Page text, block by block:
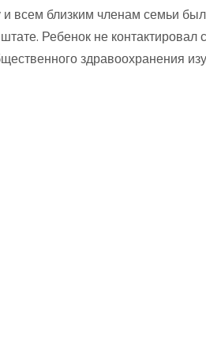
всем близким членам семьи
Ребенок не
здравоохранения